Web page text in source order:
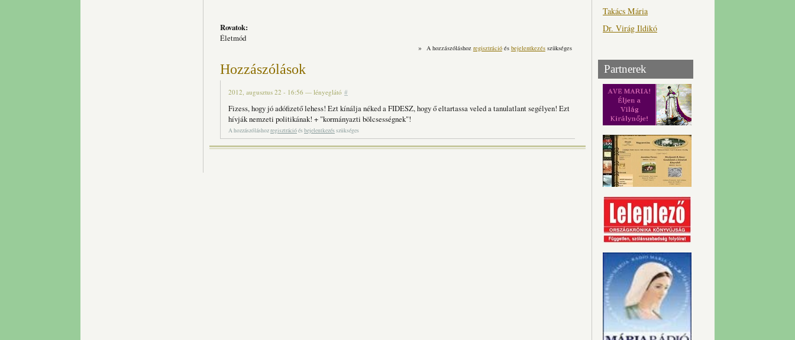
Rovatok:
Életmód
» A hozzászóláshoz regisztrációés bejelentkezésszükséges
Hozzászólások
2012, augusztus 22 - 16:56 — lényeglátó #
Fizess, hogy jó adófizető lehess! Ezt kínálja néked a FIDESZ, hogy ő eltartassa veled a tanulatlant segélyen! Ezt
hívják nemzeti politikának! + "kormányazti bölcsességnek"!
A hozzászóláshozregisztrációésbejelentkezésszükséges
Takács Mária
Dr. Virág Ildikó
Partnerek